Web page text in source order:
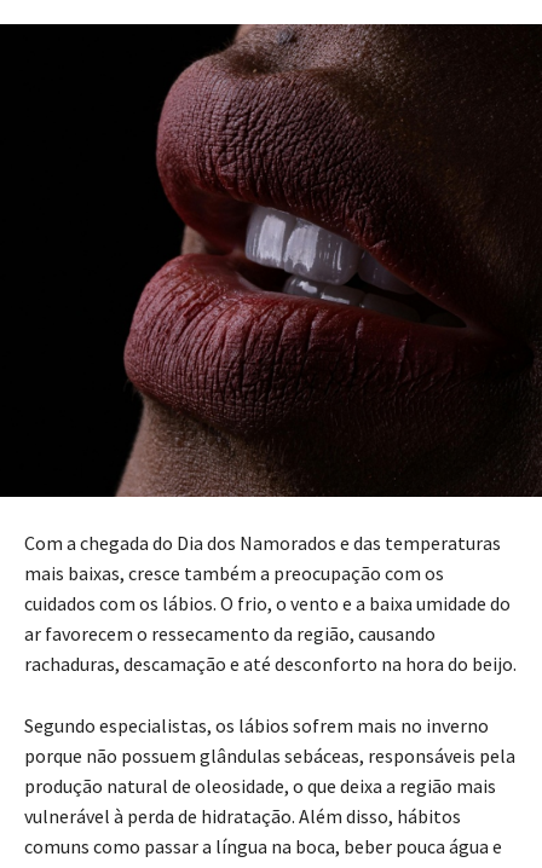
Com a chegada do Dia dos Namorados e das temperaturas
mais baixas, cresce também a preocupação com os
cuidados com os lábios. O frio, o vento e a baixa umidade do
ar favorecem o ressecamento da região, causando
rachaduras, descamação e até desconforto na hora do beijo.
Segundo especialistas, os lábios sofrem mais no inverno
porque não possuem glândulas sebáceas, responsáveis pela
produção natural de oleosidade, o que deixa a região mais
vulnerável à perda de hidratação. Além disso, hábitos
comuns como passar a língua na boca, beber pouca água e